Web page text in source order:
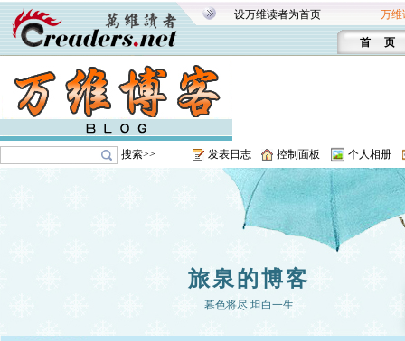
设万维读者为首页 万维
首 页
搜索>> 发表日志 控制面板 个人相册
旅泉的博客
暮色将尽 坦白一生